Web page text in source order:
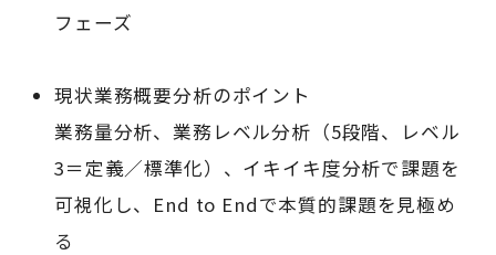
フェーズ
現状業務概要分析のポイント
業務量分析、業務レベル分析（5段階、レベル
3＝定義／標準化）、イキイキ度分析で課題を
可視化し、End to Endで本質的課題を見極め
る